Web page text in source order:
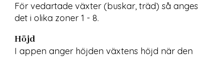
För vedartade växter (buskar, träd) så anges
det i olika zoner 1 - 8.
Höjd
I appen anger höjden växtens höjd när den